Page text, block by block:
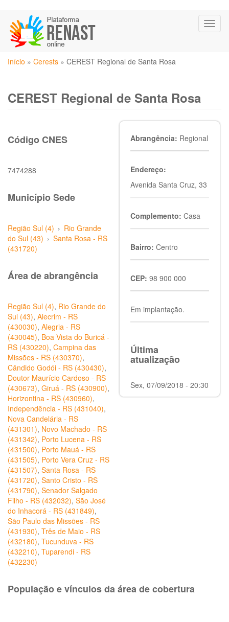
para
conteúdo
principal
Você
Início » Cerests » CEREST Regional de Santa Rosa
CEREST Regional de Santa Rosa
Código CNES
7474288
Município Sede
Região Sul (4) › Rio Grande
do Sul (43) › Santa Rosa - RS
(431720)
Área de abrangência
Região Sul (4), Rio Grande do
Sul (43), Alecrim - RS
(430030), Alegria - RS
(430045), Boa Vista do Buricá -
RS (430220), Campina das
Missões - RS (430370),
Cândido Godói - RS (430430),
Doutor Maurício Cardoso - RS
(430673), Giruá - RS (430900),
Horizontina - RS (430960),
Independência - RS (431040),
Nova Candelária - RS
(431301), Novo Machado - RS
(431342), Porto Lucena - RS
(431500), Porto Mauá - RS
(431505), Porto Vera Cruz - RS
(431507), Santa Rosa - RS
(431720), Santo Cristo - RS
(431790), Senador Salgado
Filho - RS (432032), São José
do Inhacorá - RS (431849),
São Paulo das Missões - RS
(431930), Três de Maio - RS
(432180), Tucunduva - RS
(432210), Tuparendi - RS
(432230)
Abrangência: Regional
Endereço:
Avenida Santa Cruz, 33
Complemento: Casa
Bairro: Centro
CEP: 98 900 000
Em implantação.
Última
atualização
Sex, 07/09/2018 - 20:30
População e vínculos da área de cobertura